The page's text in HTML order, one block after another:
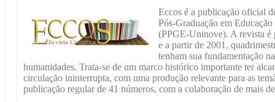
Eccos é a publicação oficial
Pós-Graduação em
(PPGE-Uninove). A revista é
e a partir de 2001,
tenham sua fundamentação
humanidades. Trata-se de um marco histórico importante ter
circulação ininterrupta, com uma produção relevante para as
publicação regular de 41 números, com a colaboração de mais